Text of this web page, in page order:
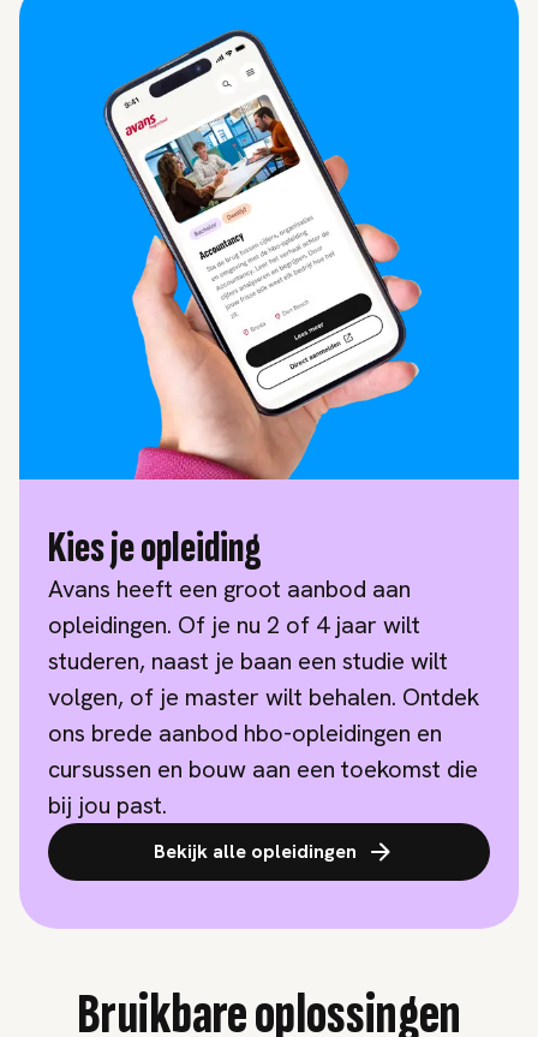
Kies je opleiding
Avans heeft een groot aanbod aan
opleidingen. Of je nu 2 of 4 jaar wilt
studeren, naast je baan een studie wilt
volgen, of je master wilt behalen. Ontdek
ons brede aanbod hbo-opleidingen en
cursussen en bouw aan een toekomst die
bij jou past.
Bekijk alle opleidingen
Bruikbare oplossingen